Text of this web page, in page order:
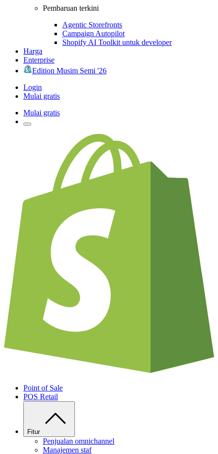
Pembaruan terkini
Agentic Storefronts
Campaign Autopilot
Shopify AI Toolkit untuk developer
Harga
Enterprise
Edition Musim Semi '26
Login
Mulai gratis
Mulai gratis
Point of Sale
POS Retail
Fitur
Penjualan omnichannel
Manajemen staf